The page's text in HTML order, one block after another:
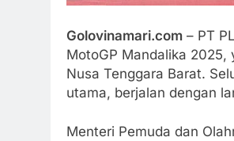
Golovinamari.com – PT
MotoGP Mandalika
Nusa Tenggara Barat.
utama, berjalan dengan
Menteri Pemuda dan